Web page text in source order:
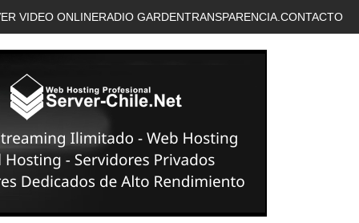
VIDEO ONLINERADIO GARDENTRANSPARENCIA. CONTACTO